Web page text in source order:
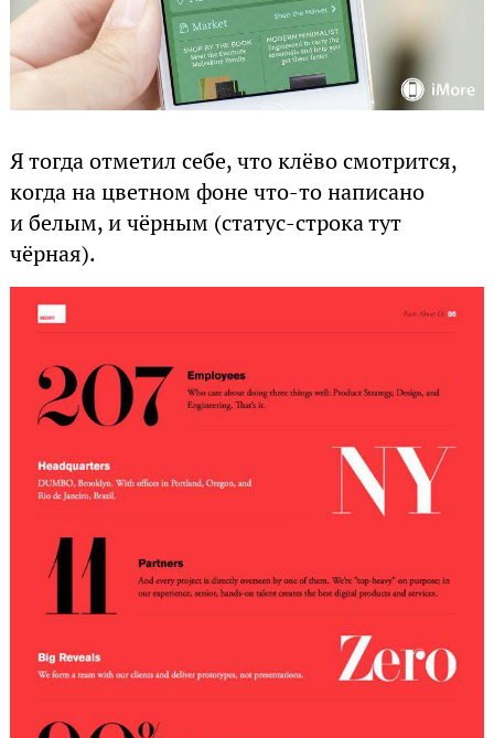
Я тогда отметил себе, что клёво смотрится,
когда на цветном фоне что-то написано
и белым, и чёрным (статус-строка тут
чёрная).